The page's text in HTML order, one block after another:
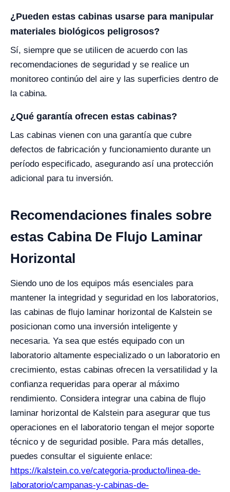
¿Pueden estas cabinas usarse para manipular
materiales biológicos peligrosos?
Sí, siempre que se utilicen de acuerdo con las
recomendaciones de seguridad y se realice un
monitoreo continúo del aire y las superficies dentro de
la cabina.
¿Qué garantía ofrecen estas cabinas?
Las cabinas vienen con una garantía que cubre
defectos de fabricación y funcionamiento durante un
período especificado, asegurando así una protección
adicional para tu inversión.
Recomendaciones finales sobre
estas Cabina De Flujo Laminar
Horizontal
Siendo uno de los equipos más esenciales para
mantener la integridad y seguridad en los laboratorios,
las cabinas de flujo laminar horizontal de Kalstein se
posicionan como una inversión inteligente y
necesaria. Ya sea que estés equipado con un
laboratorio altamente especializado o un laboratorio en
crecimiento, estas cabinas ofrecen la versatilidad y la
confianza requeridas para operar al máximo
rendimiento. Considera integrar una cabina de flujo
laminar horizontal de Kalstein para asegurar que tus
operaciones en el laboratorio tengan el mejor soporte
técnico y de seguridad posible. Para más detalles,
puedes consultar el siguiente enlace:
https://kalstein.co.ve/categoria-producto/linea-de-
laboratorio/campanas-y-cabinas-de-